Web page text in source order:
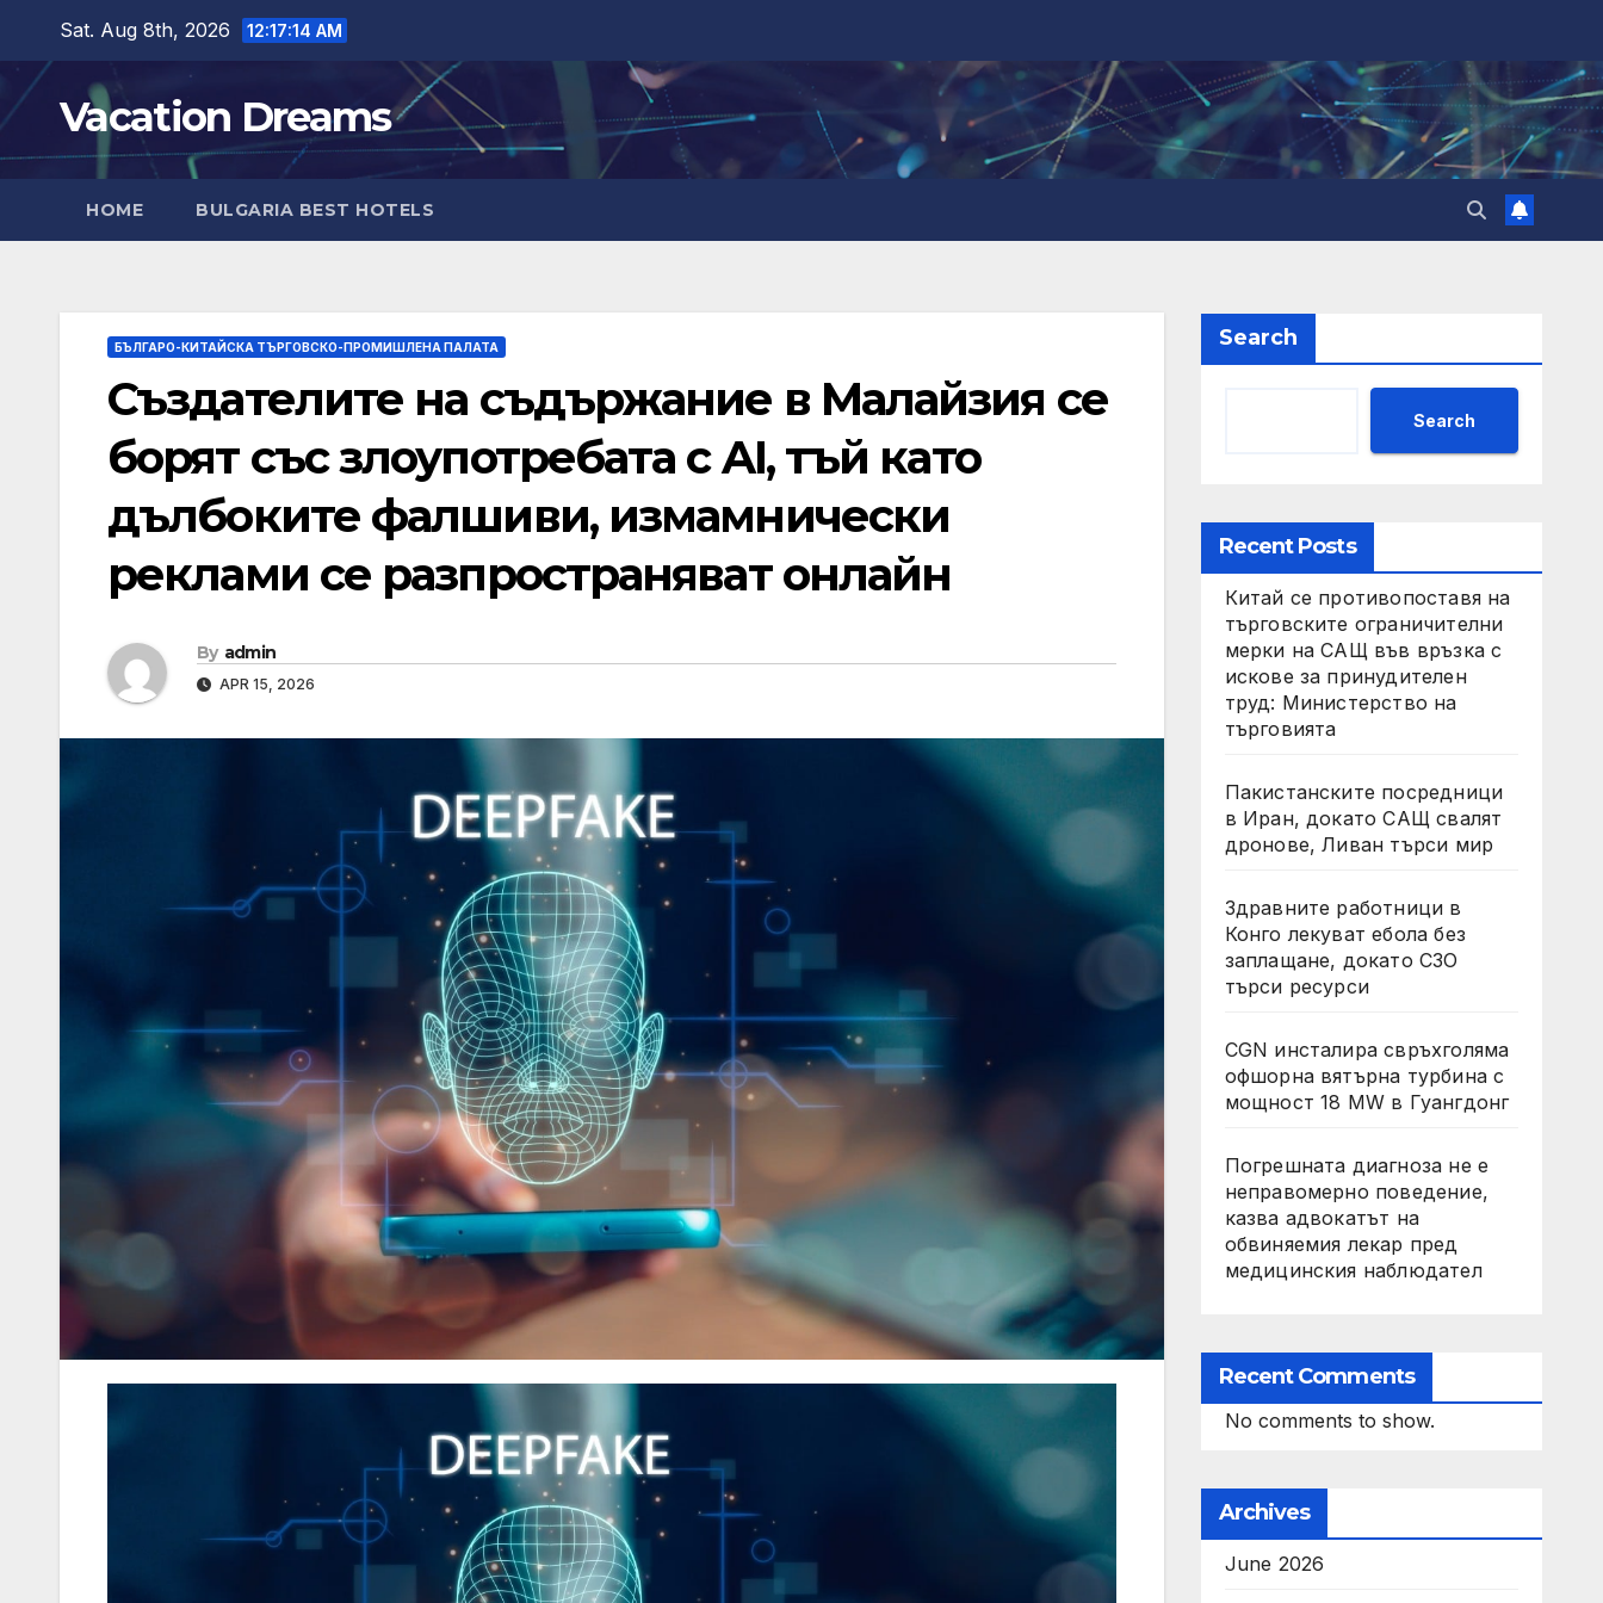
content
Sat. Aug 8th, 2026 12:17:15 AM
Vacation Dreams
HOME BULGARIA BEST HOTELS
БЪЛГАРО-КИТАЙСКА ТЪРГОВСКО-ПРОМИШЛЕНА ПАЛАТА
Създателите на съдържание в Малайзия се
борят със злоупотребата с AI, тъй като
дълбоките фалшиви, измамнически
реклами се разпространяват онлайн
By admin
APR 15, 2026
Search
Search
Recent Posts
Китай се противопоставя на
търговските ограничителни
мерки на САЩ във връзка с
искове за принудителен
труд: Министерство на
търговията
Пакистанските посредници
в Иран, докато САЩ свалят
дронове, Ливан търси мир
Здравните работници в
Конго лекуват ебола без
заплащане, докато СЗО
търси ресурси
CGN инсталира свръхголяма
офшорна вятърна турбина с
мощност 18 MW в Гуангдонг
Погрешната диагноза не е
неправомерно поведение,
казва адвокатът на
обвиняемия лекар пред
медицинския наблюдател
Recent Comments
No comments to show.
Archives
June 2026